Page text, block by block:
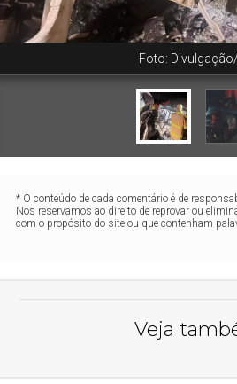
Foto:
* O conteúdo de cada comentário é de
Nos reservamos ao direito de reprovar ou
com o propósito do site ou que contenham
Veja